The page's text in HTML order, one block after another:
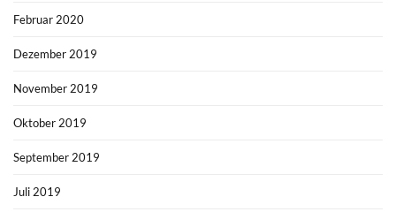
Februar 2020
Dezember 2019
November 2019
Oktober 2019
September 2019
Juli 2019